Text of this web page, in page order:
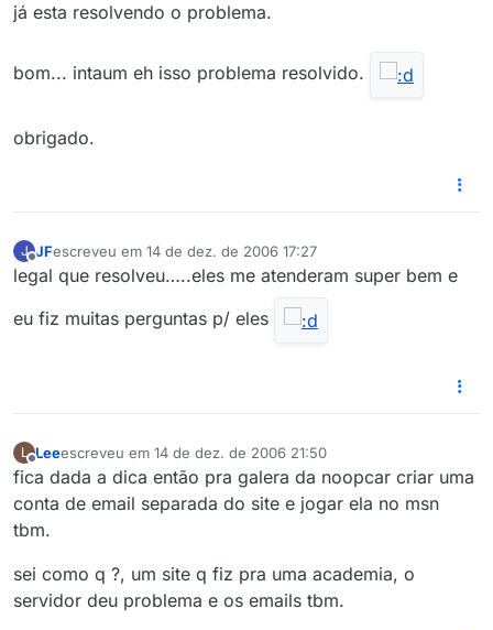
já esta resolvendo o problema.
bom... intaum eh isso problema resolvido.
obrigado.
J
Offline
JFescreveu em 14 de dez. de 2006 17:27
última edição por
legal que resolveu…..eles me atenderam super bem e
eu fiz muitas perguntas p/ eles
L
Offline
Leeescreveu em 14 de dez. de 2006 21:50
última edição por
fica dada a dica então pra galera da noopcar criar uma
conta de email separada do site e jogar ela no msn
tbm.
sei como q ?, um site q fiz pra uma academia, o
servidor deu problema e os emails tbm.